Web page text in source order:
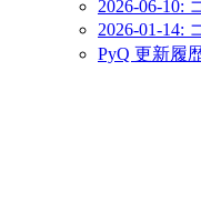
2026-06-10:
2026-01-14:
PyQ 更新履